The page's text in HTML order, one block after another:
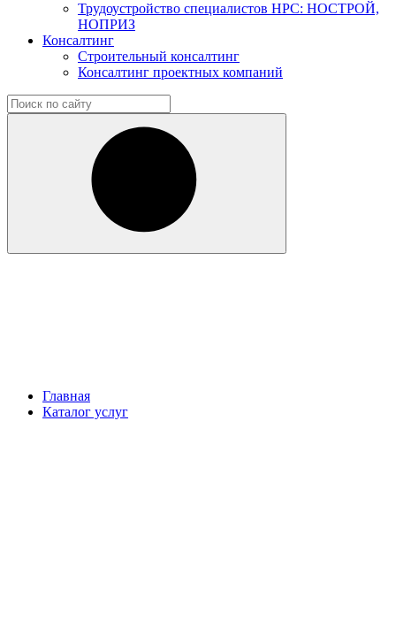
Трудоустройство специалистов НРС: НОСТРОЙ,
НОПРИЗ
Консалтинг
Строительный консалтинг
Консалтинг проектных компаний
Главная
Каталог услуг